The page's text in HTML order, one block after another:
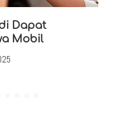
Dapat
Mobil